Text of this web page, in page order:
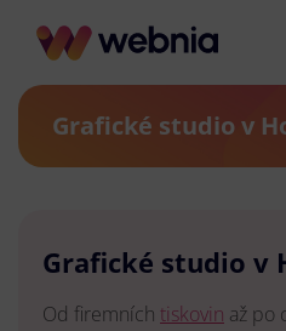
Grafické studio v
Grafické studio v
Od firemních tiskovin až po